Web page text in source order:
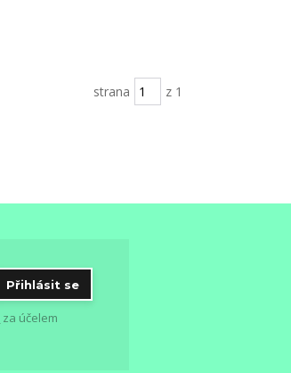
strana z 1
Přihlásit se
za účelem